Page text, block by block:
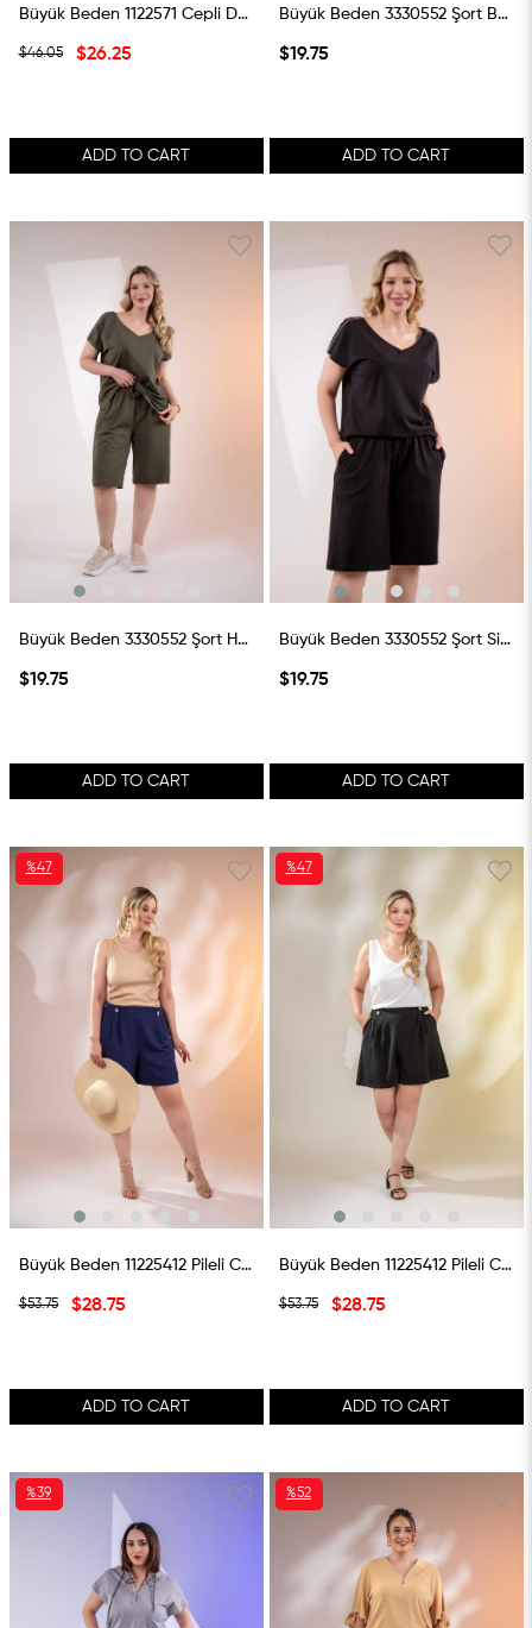
Büyük Beden 1122571 Cepli Denim Şort Beyaz
$26.25
$46.05
ADD TO CART
Büyük Beden 3330552 Şort Bordo
$19.75
ADD TO CART
Büyük Beden 3330552 Şort Haki
$19.75
ADD TO CART
Büyük Beden 3330552 Şort Siyah
$19.75
ADD TO CART
Büyük Beden 11225412 Pileli Cepli Şort Lacivert
$28.75
$53.75
ADD TO CART
%47
Büyük Beden 11225412 Pileli Cepli Şort Siyah
$28.75
$53.75
ADD TO CART
%47
%39 %52